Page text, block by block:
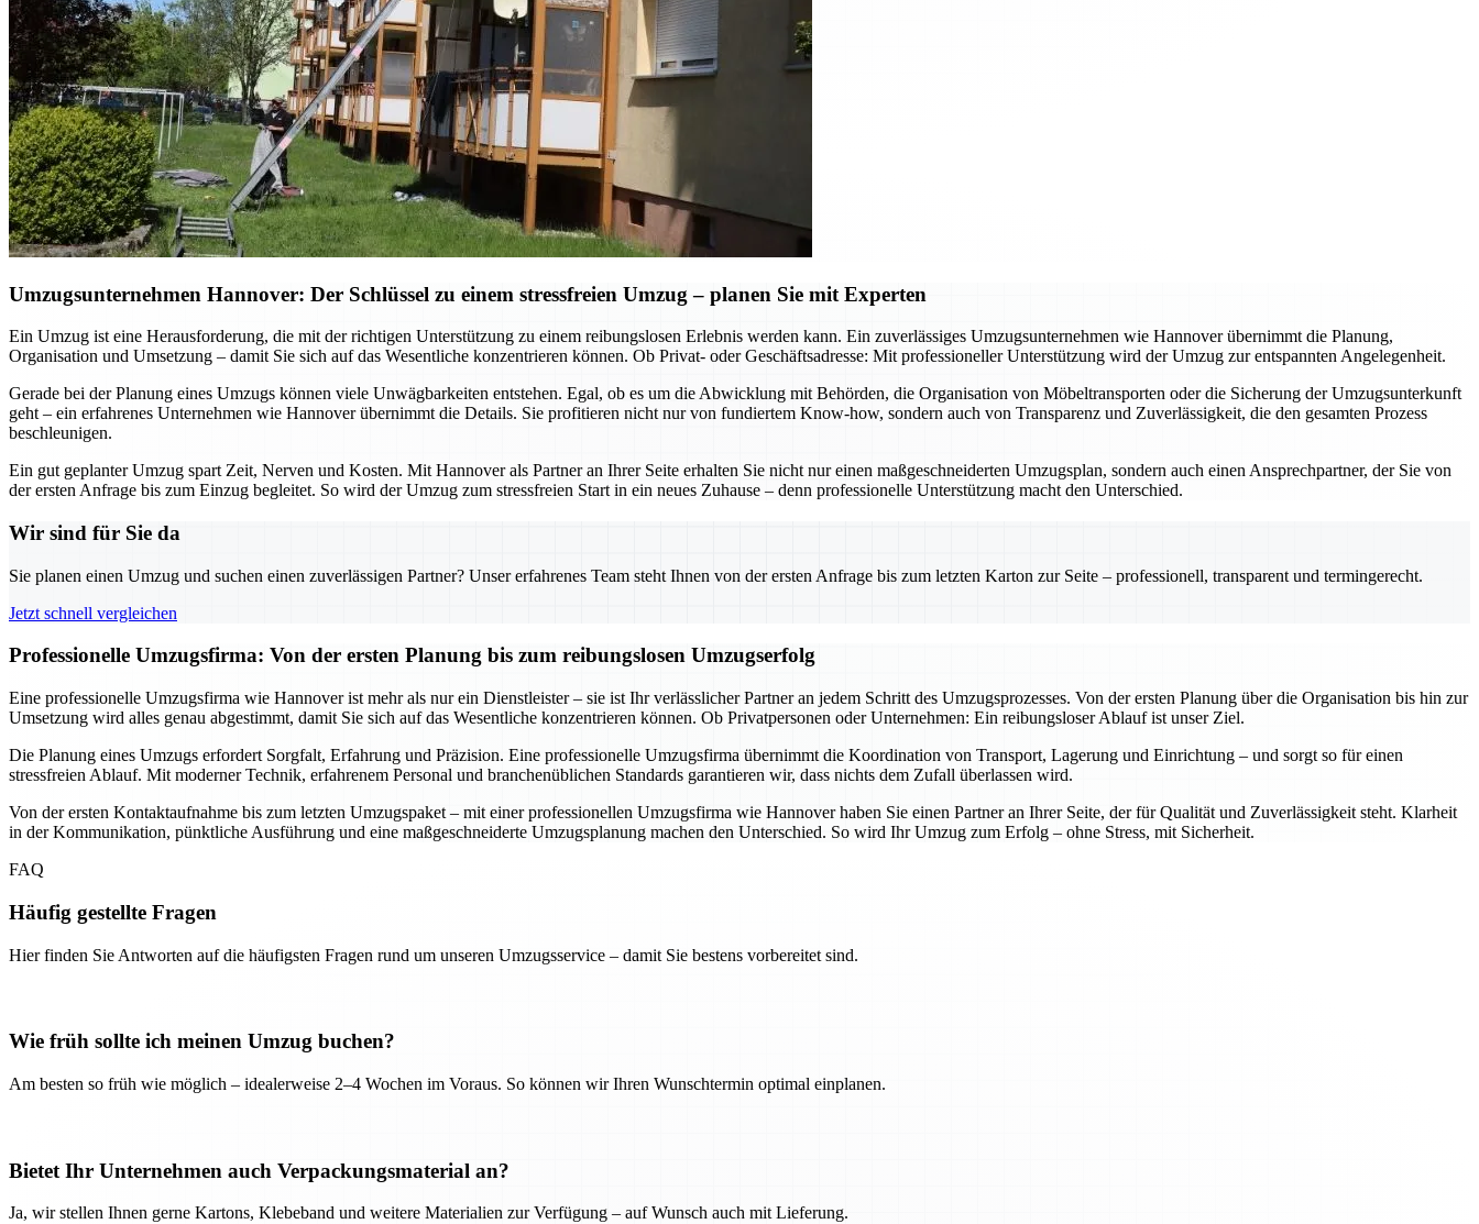
Umzugsunternehmen Hannover: Der Schlüssel zu einem stressfreien Umzug – planen Sie mit Experten
Ein Umzug ist eine Herausforderung, die mit der richtigen Unterstützung zu einem reibungslosen Erlebnis werden kann. Ein zuverlässiges Umzugsunternehmen wie Hannover übernimmt die Planung,
Organisation und Umsetzung – damit Sie sich auf das Wesentliche konzentrieren können. Ob Privat- oder Geschäftsadresse: Mit professioneller Unterstützung wird der Umzug zur entspannten Angelegenheit.
Gerade bei der Planung eines Umzugs können viele Unwägbarkeiten entstehen. Egal, ob es um die Abwicklung mit Behörden, die Organisation von Möbeltransporten oder die Sicherung der Umzugsunterkunft
geht – ein erfahrenes Unternehmen wie Hannover übernimmt die Details. Sie profitieren nicht nur von fundiertem Know-how, sondern auch von Transparenz und Zuverlässigkeit, die den gesamten Prozess
beschleunigen.
Ein gut geplanter Umzug spart Zeit, Nerven und Kosten. Mit Hannover als Partner an Ihrer Seite erhalten Sie nicht nur einen maßgeschneiderten Umzugsplan, sondern auch einen Ansprechpartner, der Sie von
der ersten Anfrage bis zum Einzug begleitet. So wird der Umzug zum stressfreien Start in ein neues Zuhause – denn professionelle Unterstützung macht den Unterschied.
Wir sind für Sie da
Sie planen einen Umzug und suchen einen zuverlässigen Partner? Unser erfahrenes Team steht Ihnen von der ersten Anfrage bis zum letzten Karton zur Seite – professionell, transparent und termingerecht.
Jetzt schnell vergleichen
Professionelle Umzugsfirma: Von der ersten Planung bis zum reibungslosen Umzugserfolg
Eine professionelle Umzugsfirma wie Hannover ist mehr als nur ein Dienstleister – sie ist Ihr verlässlicher Partner an jedem Schritt des Umzugsprozesses. Von der ersten Planung über die Organisation bis hin zur
Umsetzung wird alles genau abgestimmt, damit Sie sich auf das Wesentliche konzentrieren können. Ob Privatpersonen oder Unternehmen: Ein reibungsloser Ablauf ist unser Ziel.
Die Planung eines Umzugs erfordert Sorgfalt, Erfahrung und Präzision. Eine professionelle Umzugsfirma übernimmt die Koordination von Transport, Lagerung und Einrichtung – und sorgt so für einen
stressfreien Ablauf. Mit moderner Technik, erfahrenem Personal und branchenüblichen Standards garantieren wir, dass nichts dem Zufall überlassen wird.
Von der ersten Kontaktaufnahme bis zum letzten Umzugspaket – mit einer professionellen Umzugsfirma wie Hannover haben Sie einen Partner an Ihrer Seite, der für Qualität und Zuverlässigkeit steht. Klarheit
in der Kommunikation, pünktliche Ausführung und eine maßgeschneiderte Umzugsplanung machen den Unterschied. So wird Ihr Umzug zum Erfolg – ohne Stress, mit Sicherheit.
FAQ
Häufig gestellte Fragen
Hier finden Sie Antworten auf die häufigsten Fragen rund um unseren Umzugsservice – damit Sie bestens vorbereitet sind.
Wie früh sollte ich meinen Umzug buchen?
Am besten so früh wie möglich – idealerweise 2–4 Wochen im Voraus. So können wir Ihren Wunschtermin optimal einplanen.
Bietet Ihr Unternehmen auch Verpackungsmaterial an?
Ja, wir stellen Ihnen gerne Kartons, Klebeband und weitere Materialien zur Verfügung – auf Wunsch auch mit Lieferung.